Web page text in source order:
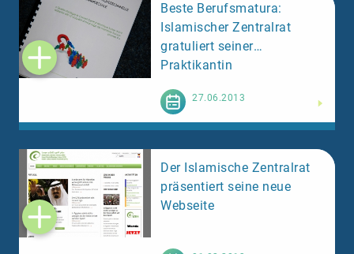
Beste Berufsmatura:
Islamischer Zentralrat
gratuliert seiner
Praktikantin
27.06.2013
Der Islamische Zentralrat
präsentiert seine neue
Webseite